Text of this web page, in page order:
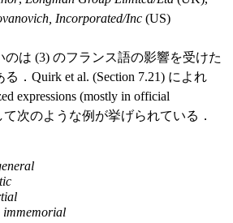
Incorporated/Inc (US)
は (3) のフランス語の影響を受けた
．Quirk et al. (Section 7.21) によれ
expressions (mostly in official
て次のような例が挙げられている．
immemorial